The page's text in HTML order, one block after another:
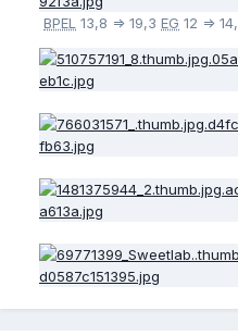
BPEL 13,8 => 19,3 EG 12 =>